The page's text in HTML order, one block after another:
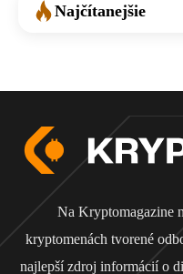
Najčítanejšie
Na Kryptomagazine
kryptomenách tvorené
najlepší zdroj informácií o